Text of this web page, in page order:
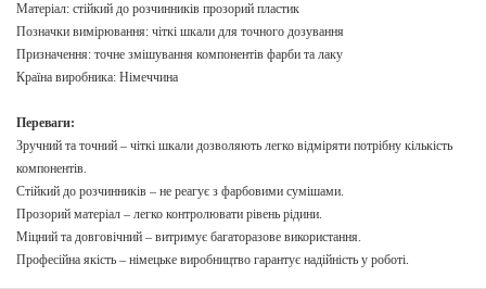
Матеріал: стійкий до розчинників прозорий пластик
Позначки вимірювання: чіткі шкали для точного дозування
Призначення: точне змішування компонентів фарби та лаку
Країна виробника: Німеччина
Переваги:
Зручний та точний – чіткі шкали дозволяють легко відміряти потрібну кількість
компонентів.
Стійкий до розчинників – не реагує з фарбовими сумішами.
Прозорий матеріал – легко контролювати рівень рідини.
Міцний та довговічний – витримує багаторазове використання.
Професійна якість – німецьке виробництво гарантує надійність у роботі.